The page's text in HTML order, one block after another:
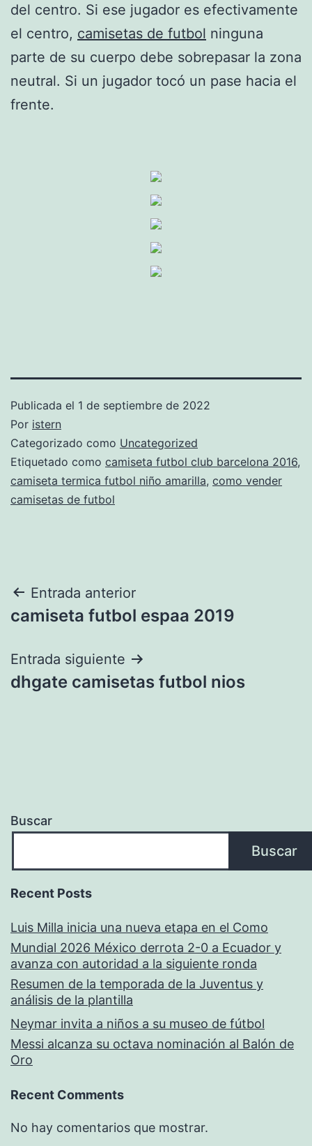
del centro. Si ese jugador es efectivamente
el centro, camisetas de futbol ninguna
parte de su cuerpo debe sobrepasar la zona
neutral. Si un jugador tocó un pase hacia el
frente.
Publicada el 1 de septiembre de 2022
Por istern
Categorizado como Uncategorized
Etiquetado como camiseta futbol club barcelona 2016,
camiseta termica futbol niño amarilla, como vender
camisetas de futbol
Navegación
de
entradas
Entrada anterior
camiseta futbol espaa 2019
Entrada siguiente
dhgate camisetas futbol nios
Buscar
Buscar
Recent Posts
Luis Milla inicia una nueva etapa en el Como
Mundial 2026 México derrota 2-0 a Ecuador y
avanza con autoridad a la siguiente ronda
Resumen de la temporada de la Juventus y
análisis de la plantilla
Neymar invita a niños a su museo de fútbol
Messi alcanza su octava nominación al Balón de
Oro
Recent Comments
No hay comentarios que mostrar.